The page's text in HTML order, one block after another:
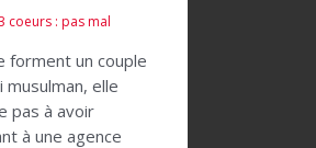
coeurs : pas mal
forment un couple
musulman, elle
pas à avoir
à une agence